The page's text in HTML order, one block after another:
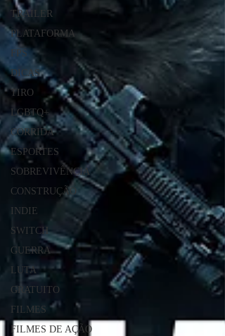
TRAILER
PLATAFORMA
FPS
DICAS
TIRO
LGBTQ+
CORRIDA
ESPORTES
SOBREVIVÊNCIA
CONSTRUÇÃO
INDIE
SWITCH
GUERRA
LUTA
GRATUITO
FILMES
FILMES DE AÇÃO